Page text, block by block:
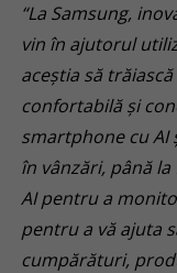
“La Samsung,
vin în ajutorul
aceștia să
confortabilă și
smartphone cu AI
în vânzări, până
AI pentru a
pentru a vă ajuta
cumpărături,